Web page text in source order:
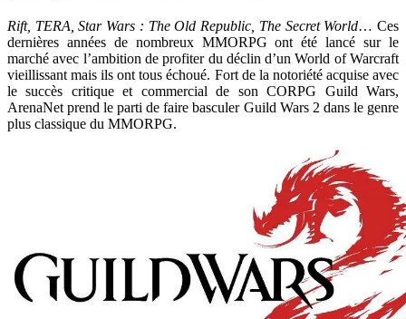
Rift, TERA, Star Wars : The Old Republic, The Secret World… Ces
dernières années de nombreux MMORPG ont été lancé sur le
marché avec l’ambition de profiter du déclin d’un World of Warcraft
vieillissant mais ils ont tous échoué. Fort de la notoriété acquise avec
le succès critique et commercial de son CORPG Guild Wars,
ArenaNet prend le parti de faire basculer Guild Wars 2 dans le genre
plus classique du MMORPG.